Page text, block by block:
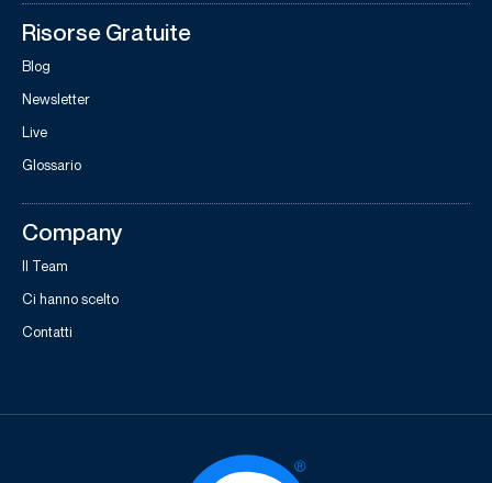
Risorse Gratuite
Blog
Newsletter
Live
Glossario
Company
Il Team
Ci hanno scelto
Contatti